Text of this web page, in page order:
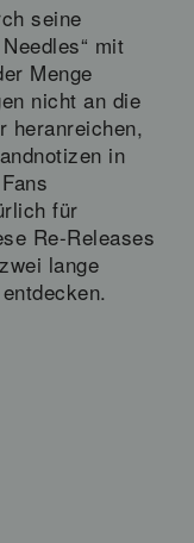
seine
mit
Menge
nicht an die
heranreichen,
in
für
Re-Releases
lange